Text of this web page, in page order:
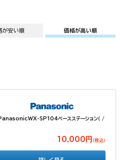
が安い順 価格が高い順
SP104ベースステーション（ /
10,000円 （税込）